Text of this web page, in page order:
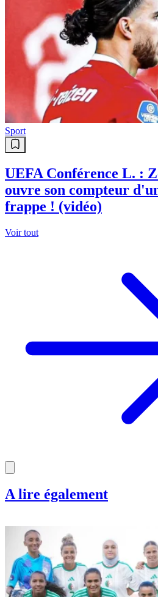
Sport
UEFA Conférence L. :
ouvre son compteur
frappe ! (vidéo)
Voir tout
A lire également